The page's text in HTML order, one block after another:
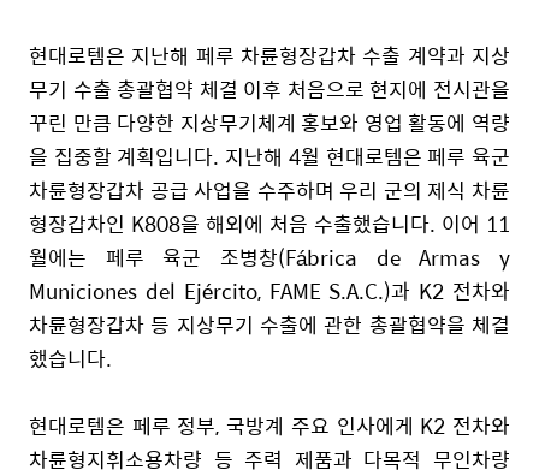
현대로템은 지난해 페루 차륜형장갑차 수출 계약과 지상
무기 수출 총괄협약 체결 이후 처음으로 현지에 전시관을
꾸린 만큼 다양한 지상무기체계 홍보와 영업 활동에 역량
을 집중할 계획입니다. 지난해 4월 현대로템은 페루 육군
차륜형장갑차 공급 사업을 수주하며 우리 군의 제식 차륜
형장갑차인 K808을 해외에 처음 수출했습니다. 이어 11
월에는 페루 육군 조병창(Fábrica de Armas y
Municiones del Ejército, FAME S.A.C.)과 K2 전차와
차륜형장갑차 등 지상무기 수출에 관한 총괄협약을 체결
했습니다.
현대로템은 페루 정부, 국방계 주요 인사에게 K2 전차와
차륜형지휘소용차량 등 주력 제품과 다목적 무인차량